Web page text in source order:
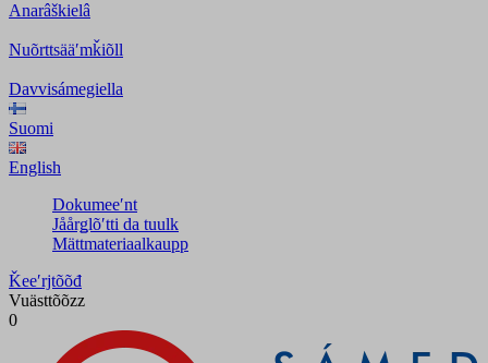
Anarâškielâ
Nuõrttsääʹmǩiõll
Davvisámegiella
Suomi
English
Dokumeeʹnt
Jåårǥlõʹtti da tuulk
Mättmateriaalkaupp
Ǩeeʹrjtõõđ
Vuästtõõzz
0